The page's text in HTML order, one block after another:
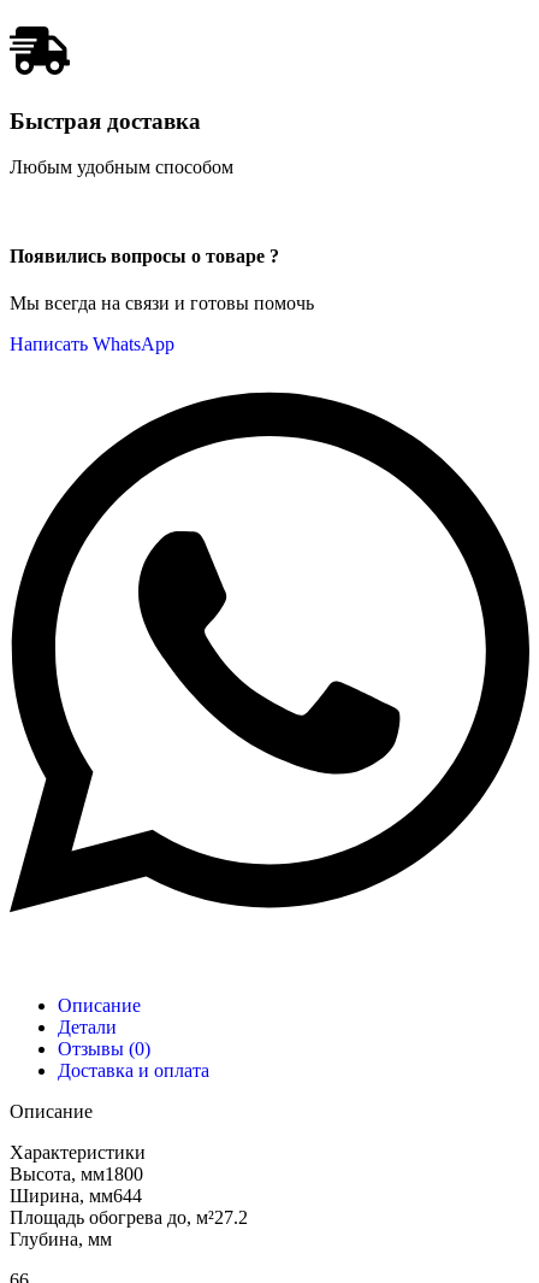
Быстрая доставка
Любым удобным способом
Появились вопросы о товаре ?
Мы всегда на связи и готовы помочь
Написать WhatsApp
Описание
Детали
Отзывы (0)
Доставка и оплата
Описание
Характеристики
Высота, мм1800
Ширина, мм644
Площадь обогрева до, м²27.2
Глубина, мм